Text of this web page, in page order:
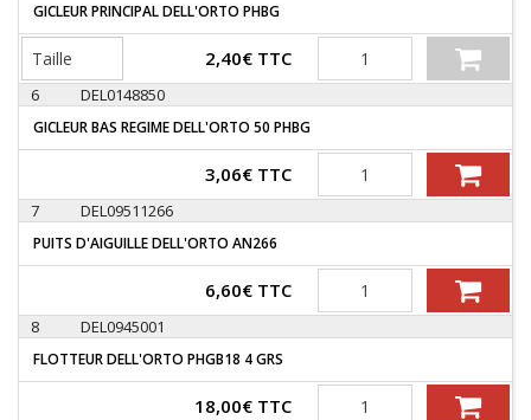
GICLEUR PRINCIPAL DELL'ORTO PHBG
2,40€ TTC Quantité
6 DEL0148850
GICLEUR BAS REGIME DELL'ORTO 50 PHBG
3,06€ TTC Quantité
7 DEL09511266
PUITS D'AIGUILLE DELL'ORTO AN266
6,60€ TTC Quantité
8 DEL0945001
FLOTTEUR DELL'ORTO PHGB18 4 GRS
18,00€ TTC Quantité